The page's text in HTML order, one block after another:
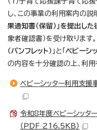
し、この事業の利用案内の説
果通知書（保留）」を提出した
象者確認書）を受け取ります。「
（パンフレット） 」と「 ベビーシ
の内容を十分確認の上、利用
ベビーシッター利用支援
令和8年度ベビーシッタ
（PDF 216.5KB）